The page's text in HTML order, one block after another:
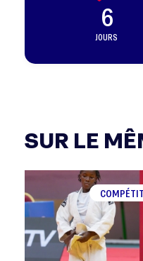
6
JOURS
SUR LE